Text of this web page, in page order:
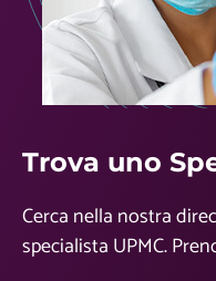
Trova uno
Cerca nella nostra
specialista UPMC.